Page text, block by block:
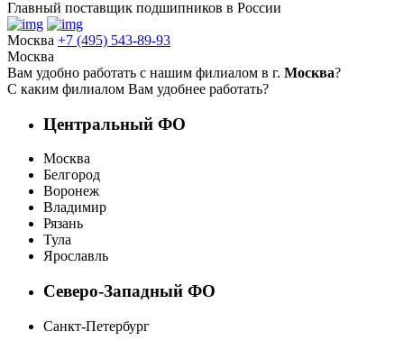
Главный поставщик подшипников в России
Москва +7 (495) 543-89-93
Москва
Вам удобно работать с нашим филиалом в г. Москва?
С каким филиалом Вам удобнее работать?
Центральный ФО
Москва
Белгород
Воронеж
Владимир
Рязань
Тула
Ярославль
Северо-Западный ФО
Санкт-Петербург